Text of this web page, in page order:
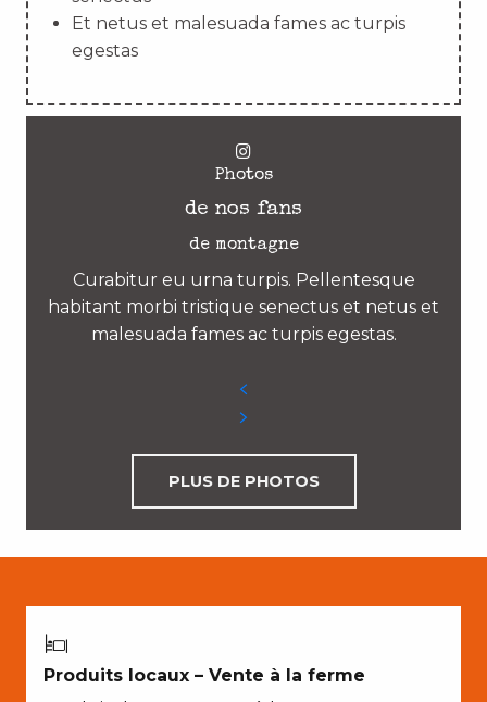
Et netus et malesuada fames ac turpis
egestas
Photos
de nos fans
de montagne
Curabitur eu urna turpis. Pellentesque
habitant morbi tristique senectus et netus et
malesuada fames ac turpis egestas.
PLUS DE PHOTOS
Produits locaux – Vente à la ferme